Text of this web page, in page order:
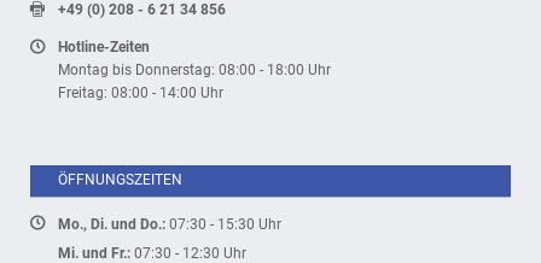
+49 (0) 208 - 6 21 34 856
Hotline-Zeiten
Montag bis Donnerstag: 08:00 - 18:00 Uhr
Freitag: 08:00 - 14:00 Uhr
ÖFFNUNGSZEITEN
Mo., Di. und Do.:07:30 - 15:30 Uhr
Mi. und Fr.: 07:30 - 12:30 Uhr